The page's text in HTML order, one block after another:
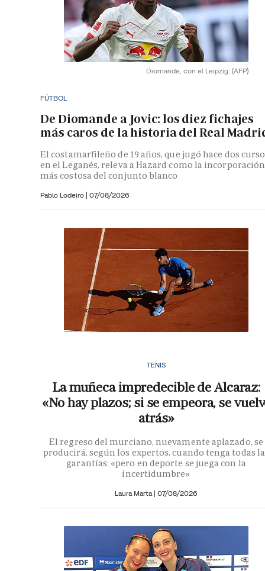
Diomande, con el Leipzig. (AFP)
FÚTBOL
De Diomande a Jovic: los diez fichajes
más caros de la historia del Real
El costamarfileño de 19 años, que jugó hace dos
en el Leganés, releva a Hazard como la incorporación
más costosa del conjunto blanco
Pablo Lodeiro | 07/08/2026
TENIS
La muñeca impredecible de Alcaraz:
«No hay plazos; si se empeora, se
atrás»
El regreso del murciano, nuevamente aplazado, se
producirá, según los expertos, cuando tenga todas
garantías: «pero en deporte se juega con la
incertidumbre»
Laura Marta | 07/08/2026